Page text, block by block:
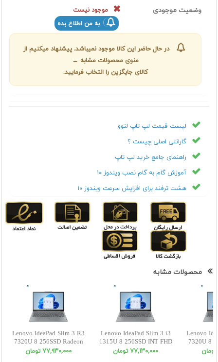
وضعیت موجودی
موجود نیست
به من اطلاع بده
در حال حاضر این کالا موجود نمیباشد. پیشنهاد میکنیم از
منوی محصولات مشابه ←
کالای جایگزین را انتخاب فرمایید.
لیست قیمت لپ تاپ لنوو
گارانتی اصلی چیست ؟
راهنمای جامع خرید لپ تاپ
آموزش گام به گام نصب ویندوز ۱۰
هشت ترفند برای افزایش سرعت ویندوز ۱۰
محصولات مشابه
Lenovo IdeaPad Slim 3 R3
7320U 8 256SSD Radeon
FHD
٧٧,٩٣٠,٠٠٠ تومان
Lenovo IdeaPad Slim 3 i3
1315U 8 256SSD INT FHD
٧٧,١٣٠,٠٠٠ تومان
Lenovo
7320U 8